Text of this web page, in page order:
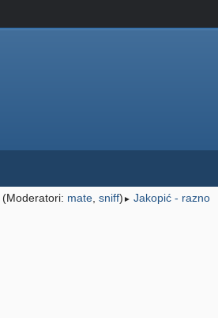
(Moderatori: mate sniff) ► Jakopić - razno